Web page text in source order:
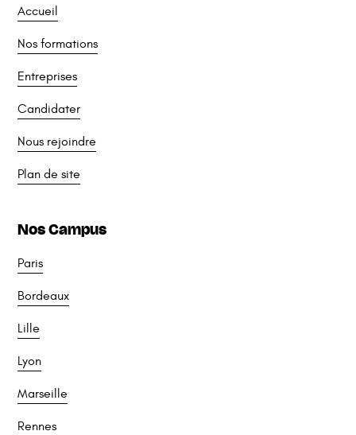
Accueil
Nos formations
Entreprises
Candidater
Nous rejoindre
Plan de site
Nos Campus
Paris
Bordeaux
Lille
Lyon
Marseille
Rennes